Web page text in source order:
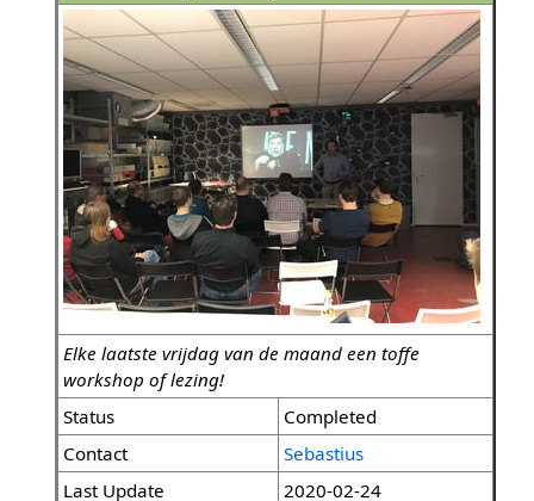
Elke laatste vrijdag van de maand een toffe
workshop of lezing!
Status
Completed
Contact
Sebastius
Last Update
2020-02-24